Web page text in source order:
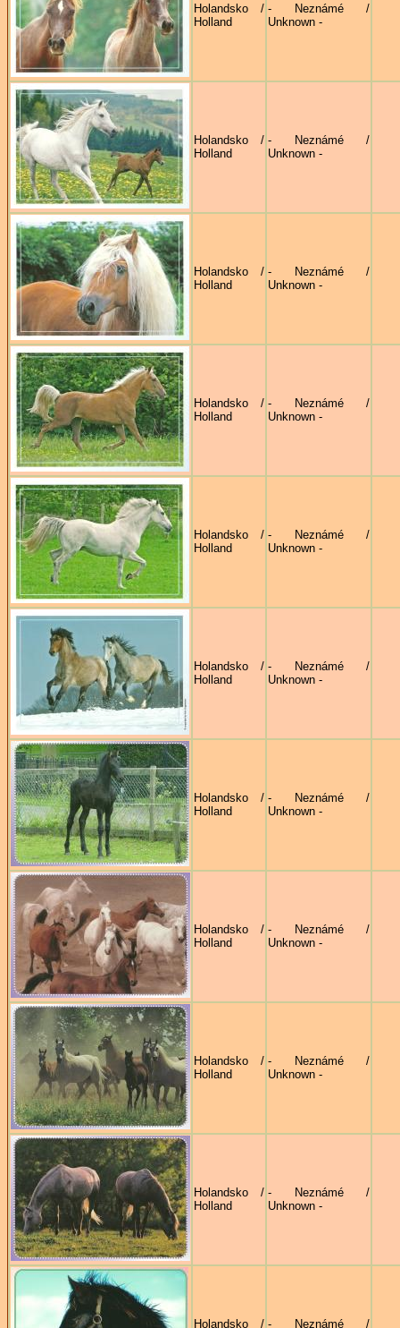
Holandsko /
Holland
- Neznámé /
Unknown -
Holandsko /
Holland
- Neznámé /
Unknown -
Holandsko /
Holland
- Neznámé /
Unknown -
Holandsko /
Holland
- Neznámé /
Unknown -
Holandsko /
Holland
- Neznámé /
Unknown -
Holandsko /
Holland
- Neznámé /
Unknown -
Holandsko /
Holland
- Neznámé /
Unknown -
Holandsko /
Holland
- Neznámé /
Unknown -
Holandsko /
Holland
- Neznámé /
Unknown -
Holandsko /
Holland
- Neznámé /
Unknown -
Holandsko / - Neznámé /